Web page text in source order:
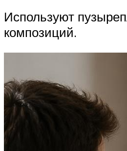
Используют
композиций.